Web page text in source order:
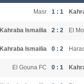
Masr 1 : 1
Kahraba Ismailia 2 : 2 El
Kahraba Ismailia 0 : 2
El Gouna FC 0 : 1